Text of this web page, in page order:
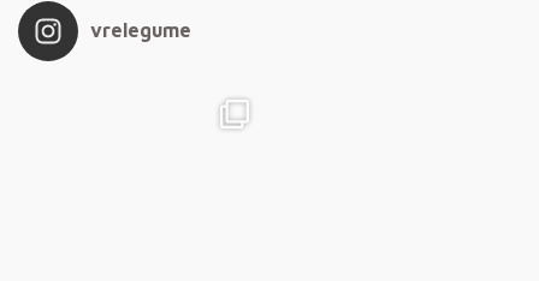
vrelegume